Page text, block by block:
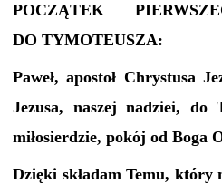
POCZĄTEK
DO TYMOTEUSZA:
Paweł, apostoł Chrystusa
Jezusa, naszej nadziei, do
miłosierdzie, pokój od Boga
Dzięki składam Temu, który